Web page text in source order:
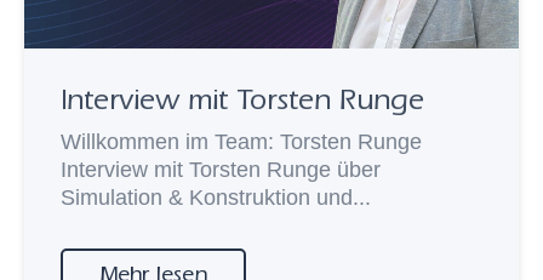
Interview mit Torsten Runge
Willkommen im Team: Torsten Runge
Interview mit Torsten Runge über
Simulation & Konstruktion und...
Mehr lesen